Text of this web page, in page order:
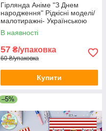
Гірлянда Аніме "З Днем
народження" Рідкісні моделі/
малотиражні- Українською
В наявності
57 ₴/упаковка
60 ₴/упаковка
Купити
–5%